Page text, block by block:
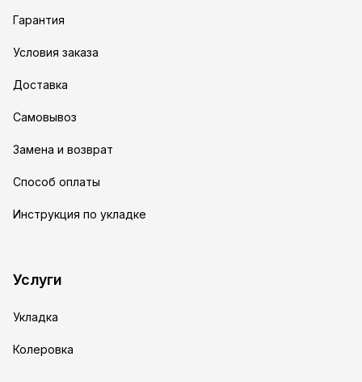
Гарантия
Условия заказа
Доставка
Самовывоз
Замена и возврат
Способ оплаты
Инструкция по укладке
Услуги
Укладка
Колеровка